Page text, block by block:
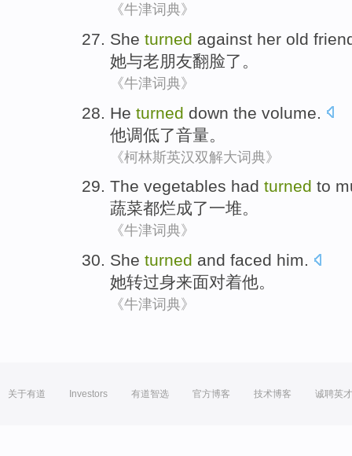
《牛津词典》
She turned against her old
她与老朋友翻脸了 。
《牛津词典》
He turned down the volume
他调低了音量。
《柯林斯英汉双解大词典》
The vegetables had turned to
蔬菜都烂成了一堆。
《牛津词典》
She turned and faced him.
她转过身来面对着他。
《牛津词典》
关于有道 Investors 有道智选 官方博客 技术博客 诚聘英才